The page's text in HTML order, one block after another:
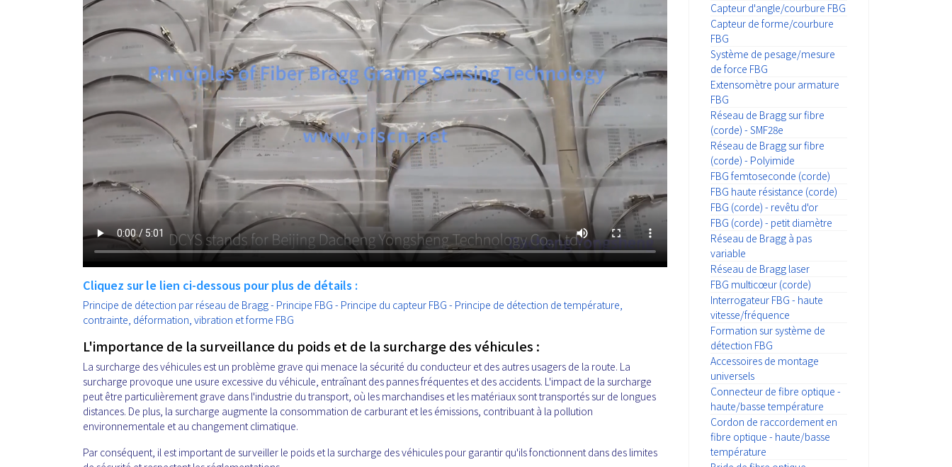
Cliquez sur le lien ci-dessous pour plus de détails :
Principe de détection par réseau de Bragg - Principe FBG - Principe du capteur FBG - Principe de détection de température,
contrainte, déformation, vibration et forme FBG
L'importance de la surveillance du poids et de la surcharge des véhicules :
La surcharge des véhicules est un problème grave qui menace la sécurité du conducteur et des autres usagers de la route. La
surcharge provoque une usure excessive du véhicule, entraînant des pannes fréquentes et des accidents. L'impact de la surcharge
peut être particulièrement grave dans l'industrie du transport, où les marchandises et les matériaux sont transportés sur de longues
distances. De plus, la surcharge augmente la consommation de carburant et les émissions, contribuant à la pollution
environnementale et au changement climatique.
Par conséquent, il est important de surveiller le poids et la surcharge des véhicules pour garantir qu'ils fonctionnent dans des limites
Capteur d'angle/courbure FBG
Capteur de forme/courbure
FBG
Système de pesage/mesure
de force FBG
Extensomètre pour armature
FBG
Réseau de Bragg sur fibre
(corde) - SMF28e
Réseau de Bragg sur fibre
(corde) - Polyimide
FBG femtoseconde (corde)
FBG haute résistance (corde)
FBG (corde) - revêtu d'or
FBG (corde) - petit diamètre
Réseau de Bragg à pas
variable
Réseau de Bragg laser
FBG multicœur (corde)
Interrogateur FBG - haute
vitesse/fréquence
Formation sur système de
détection FBG
Accessoires de montage
universels
Connecteur de fibre optique -
haute/basse température
Cordon de raccordement en
fibre optique - haute/basse
température